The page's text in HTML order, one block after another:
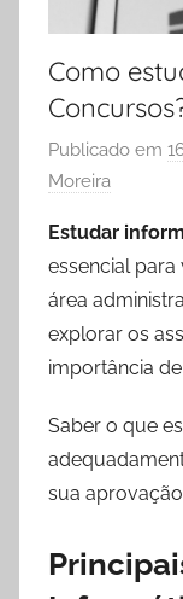
Como
Publicado em
Moreira
Estudar
essencial para
área
explorar os
importância
Saber o que
sua